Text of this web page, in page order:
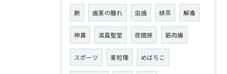
厥 歯茎の腫れ 虫歯 緑茶 解毒
神農 湯島聖堂 夜間尿 筋肉痛
スポーツ 麦粒種 めばちこ